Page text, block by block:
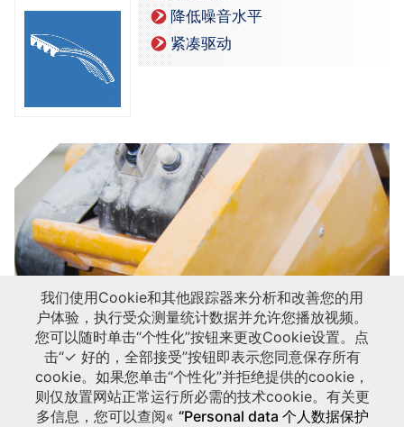
降低噪音水平
紧凑驱动
我们使用Cookie和其他跟踪器来分析和改善您的用
户体验，执行受众测量统计数据并允许您播放视频。
您可以随时单击“个性化”按钮来更改Cookie设置。点
击“✓ 好的，全部接受”按钮即表示您同意保存所有
cookie。如果您单击“个性化”并拒绝提供的cookie，
则仅放置网站正常运行所必需的技术cookie。有关更
多信息，您可以查阅« “Personal data 个人数据保护